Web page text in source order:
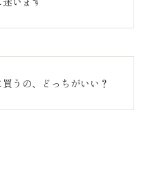
うの、どっちがいい？